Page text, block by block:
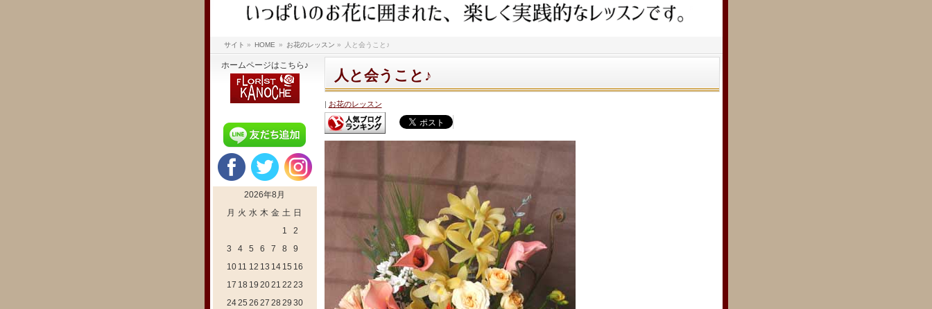
サイト » HOME » お花のレッスン » 人と会うこと♪
人と会うこと♪
お花のレッスン
ホームページはこちら♪
2026年8月
月 火 水 木 金 土 日
1
2
3
4 5 6 7 8
9
10 11 12 13 14 15 16
17 18 19 2021 22 23
2425 26 27 28 29 30